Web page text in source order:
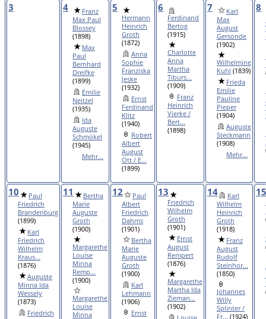
3 4
Franz
Max Paul
Blossey
(1898)
Max
Paul
Bernhard
Dreifke
(1899)
Emilie
Neitzel
(1935)
Ida
Auguste
Schmökel
(1945)
Mehr...
5
Hermann
Heinrich
Groth
(1872)
Anna
Sophie
Franziska
Jeske
(1932)
Ernst
Ferdinand
Klitz
(1940)
Robert
Albert
August
Ott / E...
(1899)
6
Ferdinand
Bertog
(1915)
Charlotte
Anna
Martha
Tiburs...
(1909)
Franz
Heinrich
Vierke /
Bert...
(1898)
7
Karl
Max
August
Gersonde
(1902)
Wilhelmine
Kuhl (1839)
Frieda
Emilie
Pauline
Pieper
(1904)
Auguste
Steckmann
(1908)
Mehr...
8
10
Paul
Friedrich
Brandenburg
(1899)
Karl
Friedrich
Wilhelm
Kraus...
(1876)
Auguste
Minna Ida
Wessely
(1873)
Friedrich
11
Bertha
Marie
Auguste
Groth
(1900)
Margarethe
Louise
Minna
Remp...
(1900)
Margarethe
Louise
Minna
12
Paul
Albert
Friedrich
Dahms
(1901)
Bertha
Marie
Auguste
Groth
(1900)
Karl
Lehmann
(1906)
Ernst
13
Friedrich
Wilhelm
Groth
(1901)
Ernst
August
Rempert
(1876)
Margarethe
Martha Ida
Zieman...
(1902)
14
Karl
Wilhelm
Heinrich
Groth
(1918)
Franz
August
Rudolf
Steinhor...
(1850)
Johannes
Willy
Splinter /
Fr... (1924)
15